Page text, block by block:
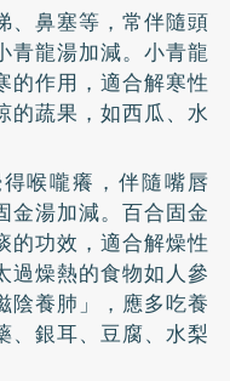
、鼻塞等，常伴隨頭
青龍湯加減。小青龍
的作用，適合解寒性
的蔬果，如西瓜、水
喉嚨癢，伴隨嘴唇
金湯加減。百合固金
的功效，適合解燥性
過燥熱的食物如人參
陰養肺」，應多吃養
、銀耳、豆腐、水梨